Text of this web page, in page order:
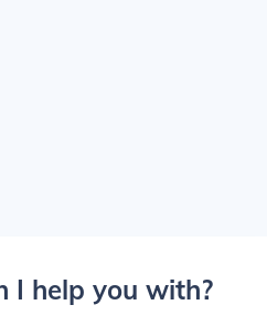
I help you with?